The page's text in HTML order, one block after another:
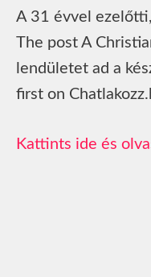
A 31 évvel
The post A
lendületet ad a
first on